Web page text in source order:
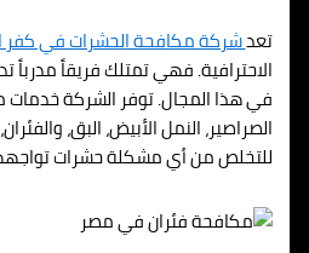
تعدشركة مكافحة الحشرات في كفر
الاحترافية. فهي تمتلك فريقاً مدرباً
في هذا المجال. توفر الشركة
الصراصير، النمل الأبيض، البق،
للتخلص من أي مشكلة حشرات